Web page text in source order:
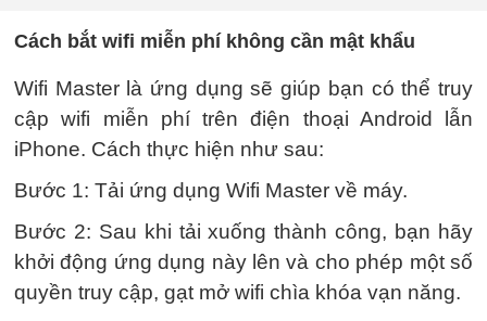
Cách bắt wifi miễn phí không cần mật khẩu
Wifi Master là ứng dụng sẽ giúp bạn có thể truy
cập wifi miễn phí trên điện thoại Android lẫn
iPhone. Cách thực hiện như sau:
Bước 1: Tải ứng dụng Wifi Master về máy.
Bước 2: Sau khi tải xuống thành công, bạn hãy
khởi động ứng dụng này lên và cho phép một số
quyền truy cập, gạt mở wifi chìa khóa vạn năng.